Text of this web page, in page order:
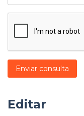
Enviar consulta
Editar